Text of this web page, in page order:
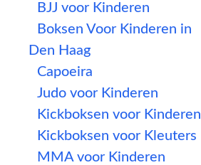
BJJ voor Kinderen
Boksen Voor Kinderen in
Den Haag
Capoeira
Judo voor Kinderen
Kickboksen voor Kinderen
Kickboksen voor Kleuters
MMA voor Kinderen